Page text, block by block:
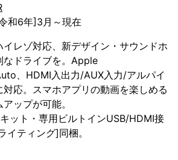
和6年]3月～現在
レゾ対応、新デザイン・サウンドホ
なドライブを。Apple
、HDMI入出力/AUX入力/アルパイ
対応。スマホアプリの動画を楽しめる
ップが可能。
ット・専用ビルトインUSB/HDMI接
イティング]同梱。